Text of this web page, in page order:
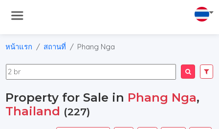
หน้าแรก สถานที่ Phang Nga
Property for Sale in Phang Nga,
Thailand (227)